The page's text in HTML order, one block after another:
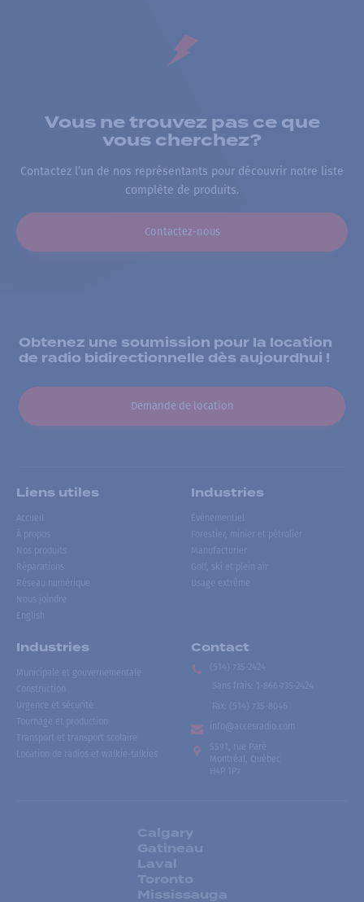
Vous ne trouvez pas ce que
vous cherchez?
Contactez l’un de nos représentants pour découvrir notre liste
complète de produits.
Contactez-nous
Obtenez une soumission pour la location
de radio bidirectionnelle dès aujourdhui !
Demande de location
Liens utiles
Accueil
À propos
Nos produits
Réparations
Réseau numérique
Nous joindre
English
Industries
Événementiel
Forestier, minier et pétrolier
Manufacturier
Golf, ski et plein air
Usage extrême
Industries
Municipale et gouvernementale
Construction
Urgence et sécurité
Tournage et production
Transport et transport scolaire
Location de radios et walkie-talkies
Contact
(514) 735-2424
Sans frais
1-866-735-2424
Fax:
(514) 735-8046
info@accesradio.com
5591, rue Paré
Montréal, Québec
H4P 1P7
Calgary
Gatineau
Laval
Toronto
Mississauga